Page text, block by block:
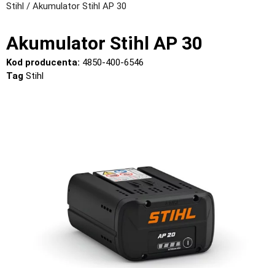
Stihl / Akumulator Stihl AP 30
Akumulator Stihl AP 30
Kod producenta: 4850-400-6546
Tag Stihl